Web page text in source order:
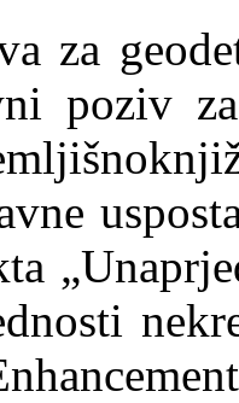
za
poziv